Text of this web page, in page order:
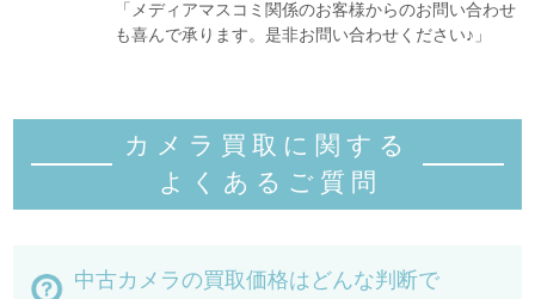
「メディアマスコミ関係のお客様からのお問い合わせ
も喜んで承ります。是非お問い合わせください♪」
カメラ買取に関する
よくあるご質 問
中古カメラの買取価格はどんな判断で